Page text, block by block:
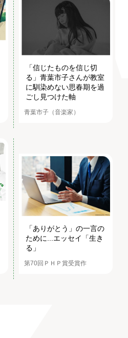
「信じたものを信じ切
る」青葉市子さんが教室
に馴染めない思春期を過
ごし見つけた軸
青葉市子（音楽家）
「ありがとう」の一言の
ために...エッセイ「生き
る」
第70回ＰＨＰ賞受賞作